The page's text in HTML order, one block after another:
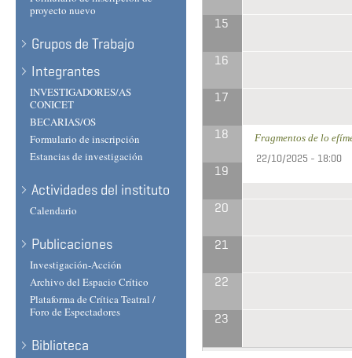
proyecto nuevo
Grupos de Trabajo
Integrantes
INVESTIGADORES/AS
CONICET
BECARIAS/OS
Formulario de inscripción
Estancias de investigación
Actividades del instituto
Calendario
Publicaciones
Investigación-Acción
Archivo del Espacio Crítico
Plataforma de Crítica Teatral /
Foro de Espectadores
Biblioteca
15
16
17
18
19
20
21
22
23
Fragmentos de lo
22/10/2025 - 18:00